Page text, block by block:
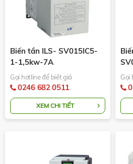
Biến tần ILS- SV015IC5-
1-1,5kw-7A
Gọi hotline để biết giá
0246 682 0511
XEM CHI TIẾT
Gọi